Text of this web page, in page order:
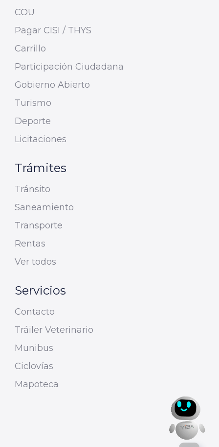
COU
Pagar CISI / THYS
Carrillo
Participación Ciudadana
Gobierno Abierto
Turismo
Deporte
Licitaciones
Trámites
Tránsito
Saneamiento
Transporte
Rentas
Ver todos
Servicios
Contacto
Tráiler Veterinario
Munibus
Ciclovías
Mapoteca